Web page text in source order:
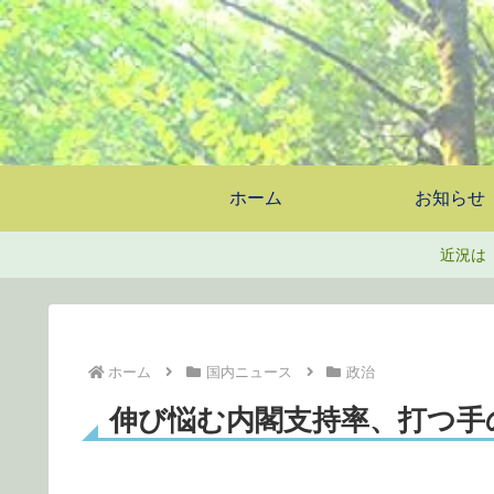
ホーム お知らせ
近況は
ホーム 国内ニュース 政治
伸び悩む内閣支持率、打つ